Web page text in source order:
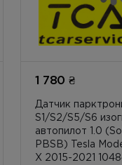
1 780 ₴
Датчик
S1/S2/S5/S6
автопилот 1.0
PBSB) Tesla
X 2015-2021